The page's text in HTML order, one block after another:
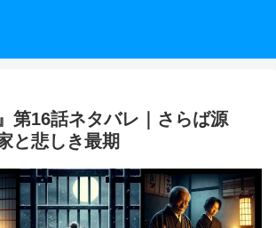
第16話ネタバレ｜さらば源
と悲しき最期